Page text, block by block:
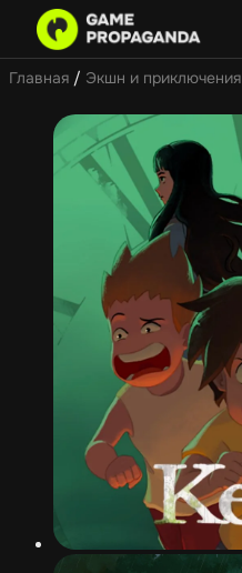
Главная / Экшн и приключения